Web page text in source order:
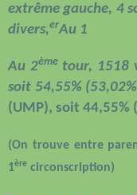
extrême gauche, 4
divers,erAu 1
Au 2èmetour, 1518
soit 54,55%
(UMP), soit 44,55%
(On trouve entre
1ère circonscription)